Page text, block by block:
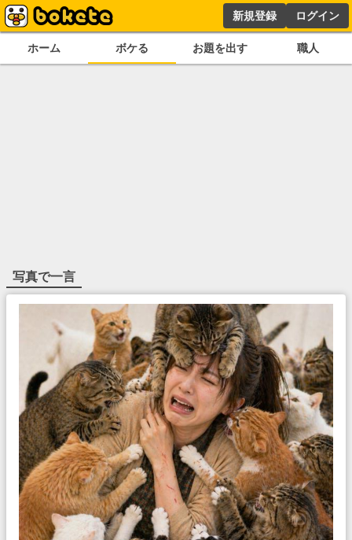
新規登録 ログイン
ホーム ボケる お題を出す 職人
写真で一言